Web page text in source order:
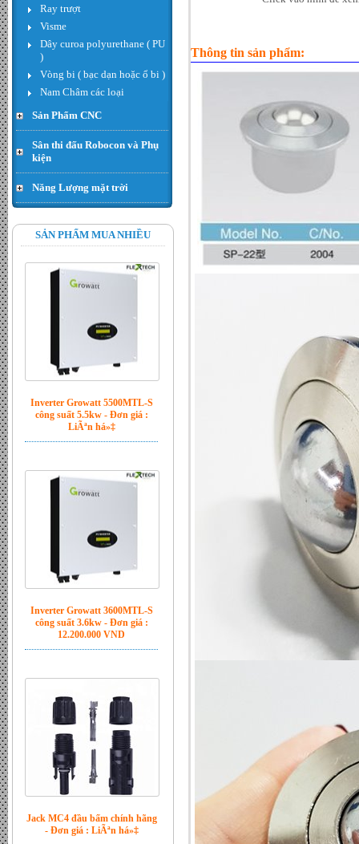
Ray trượt
Visme
Dây curoa polyurethane ( PU
)
Vòng bi ( bạc dạn hoặc ổ bi )
Nam Châm các loại
Sản Phẩm CNC
Sân thi đấu Robocon và Phụ
kiện
Năng Lượng mặt trời
SẢN PHẨM MUA NHIỀU
giá : LiÃªn há»‡
Hạt thóc - Đơn giá : 300.000
VND
Inverter Growatt 5500MTL-S
công suất 5.5kw - Đơn giá :
LiÃªn há»‡
Inverter Growatt 3600MTL-S
công suất 3.6kw - Đơn giá :
12.200.000 VND
Jack MC4 đầu bấm chính hãng
- Đơn giá : LiÃªn há»‡
Thông tin sản phẩm: